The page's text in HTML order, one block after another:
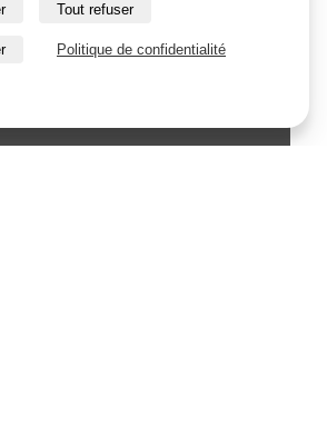
Tout refuser
Politique de confidentialité